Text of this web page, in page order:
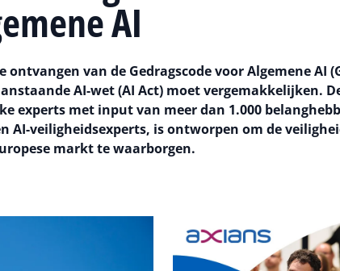
AI
van de Gedragscode voor Algemene AI
AI-wet (AI Act) moet vergemakkelijken.
experts met input van meer dan 1.000
AI-veiligheidsexperts, is ontworpen om de
markt te waarborgen.